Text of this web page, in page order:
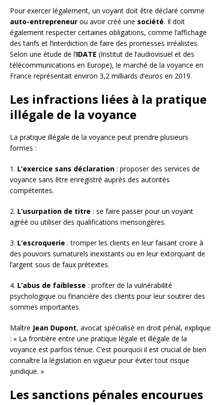
Pour exercer légalement, un voyant doit être déclaré comme
auto-entrepreneur ou avoir créé une société. Il doit
également respecter certaines obligations, comme l’affichage
des tarifs et l’interdiction de faire des promesses irréalistes.
Selon une étude de l’IDATE (Institut de l’audiovisuel et des
télécommunications en Europe), le marché de la voyance en
France représentait environ 3,2 milliards d’euros en 2019.
Les infractions liées à la pratique
illégale de la voyance
La pratique illégale de la voyance peut prendre plusieurs
formes :
1. L’exercice sans déclaration : proposer des services de
voyance sans être enregistré auprès des autorités
compétentes.
2. L’usurpation de titre : se faire passer pour un voyant
agréé ou utiliser des qualifications mensongères.
3. L’escroquerie : tromper les clients en leur faisant croire à
des pouvoirs surnaturels inexistants ou en leur extorquant de
l’argent sous de faux prétextes.
4. L’abus de faiblesse : profiter de la vulnérabilité
psychologique ou financière des clients pour leur soutirer des
sommes importantes.
Maître Jean Dupont, avocat spécialisé en droit pénal, explique
: « La frontière entre une pratique légale et illégale de la
voyance est parfois ténue. C’est pourquoi il est crucial de bien
connaître la législation en vigueur pour éviter tout risque
juridique. »
Les sanctions pénales encourues